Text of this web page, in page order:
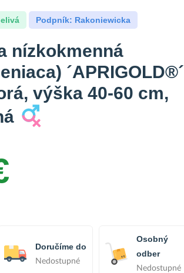
Podpník: Rakoniewicka
nízkokmenná
´APRIGOLD®´
výška 40-60 cm,
Doručíme do
Nedostupné
Osobný
odber
Nedostupné